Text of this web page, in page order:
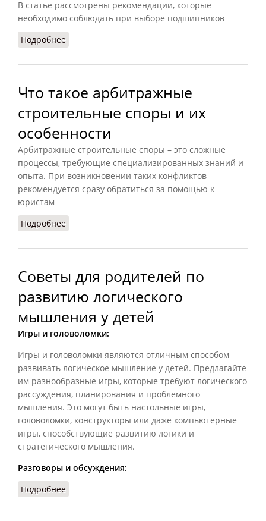
В статье рассмотрены рекомендации, которые
необходимо соблюдать при выборе подшипников
Подробнее
Что такое арбитражные
строительные споры и их
особенности
Арбитражные строительные споры – это сложные
процессы, требующие специализированных знаний и
опыта. При возникновении таких конфликтов
рекомендуется сразу обратиться за помощью к
юристам
Подробнее
Советы для родителей по
развитию логического
мышления у детей
Игры и головоломки:
Игры и головоломки являются отличным способом
развивать логическое мышление у детей. Предлагайте
им разнообразные игры, которые требуют логического
рассуждения, планирования и проблемного
мышления. Это могут быть настольные игры,
головоломки, конструкторы или даже компьютерные
игры, способствующие развитию логики и
стратегического мышления.
Разговоры и обсуждения:
Подробнее